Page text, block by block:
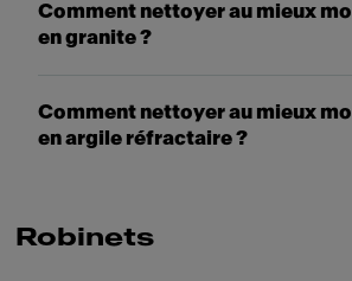
Comment nettoyer au mieux
en granite ?
Comment nettoyer au mieux
en argile réfractaire ?
Robinets